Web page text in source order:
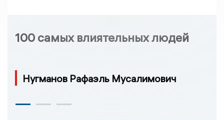
100 самых влиятельных людей
Нугманов Рафаэль Мусалимович